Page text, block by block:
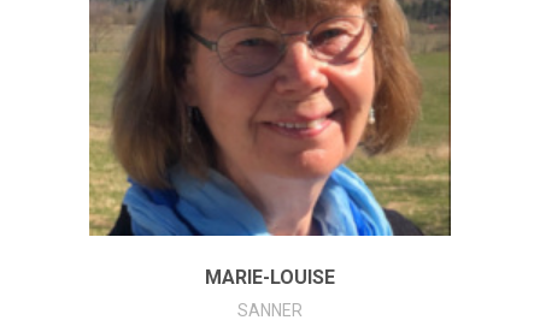
MARIE-LOUISE
SANNER